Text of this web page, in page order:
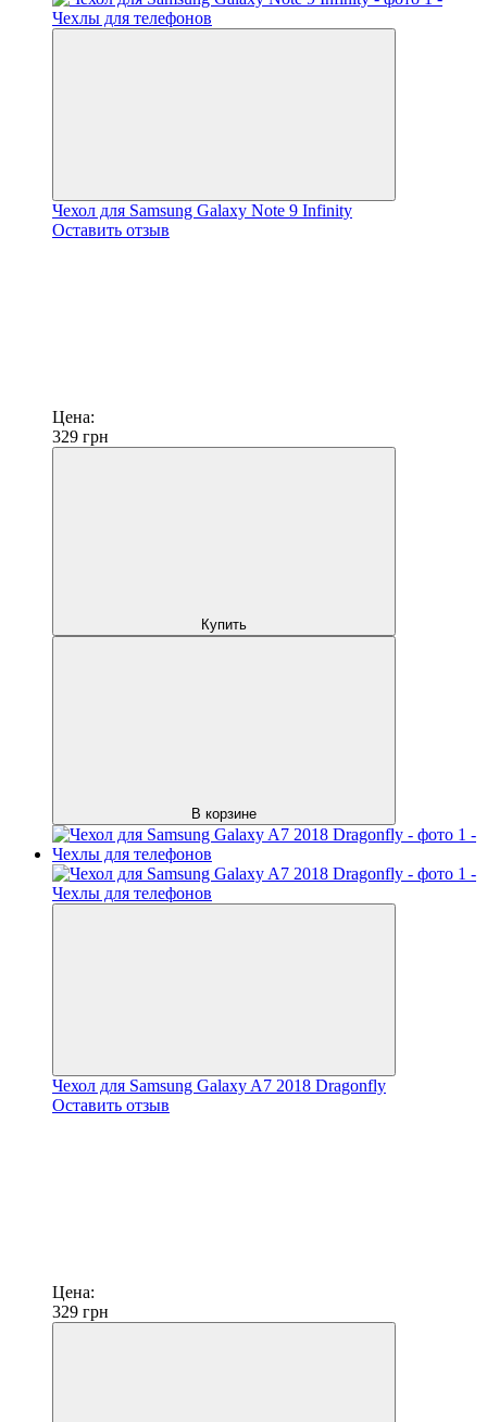
Чехол для Samsung Galaxy Note 9 Infinity
Оставить отзыв
Цена:
329 грн
Купить
В корзине
Чехол для Samsung Galaxy A7 2018 Dragonfly
Оставить отзыв
Цена:
329 грн